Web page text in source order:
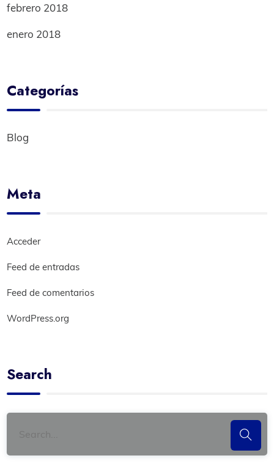
febrero 2018
enero 2018
Categorías
Blog
Meta
Acceder
Feed de entradas
Feed de comentarios
WordPress.org
Search